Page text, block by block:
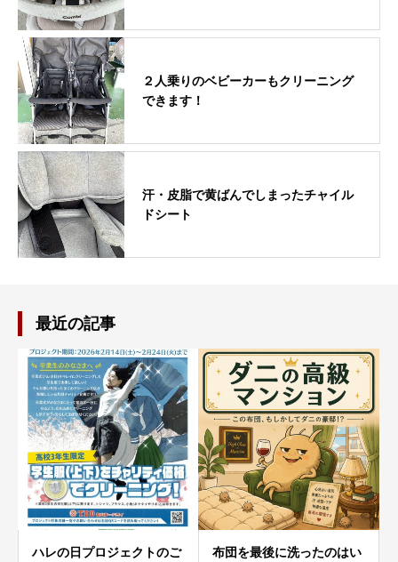
２人乗りのベビーカーもクリーニング
できます！
汗・皮脂で黄ばんでしまったチャイル
ドシート
最近の記事
ハレの日プロジェクトのご
布団を最後に洗ったのはい